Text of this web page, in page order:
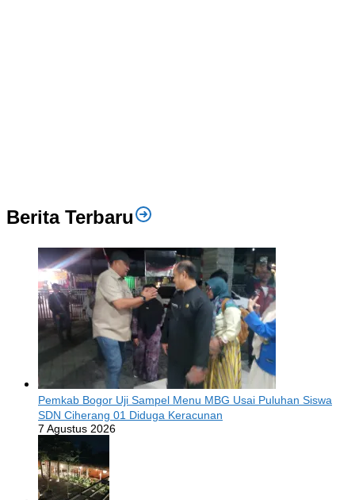
Berita Terbaru
Pemkab Bogor Uji Sampel Menu MBG Usai Puluhan Siswa
SDN Ciherang 01 Diduga Keracunan
7 Agustus 2026